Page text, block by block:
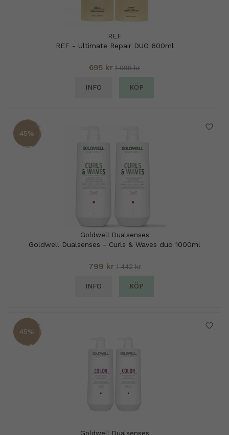
REF
REF - Ultimate Repair DUO 600ml
695 kr 1 098 kr
INFO KÖP
45%
Goldwell Dualsenses
Goldwell Dualsenses - Curls & Waves duo 1000ml
799 kr 1 442 kr
INFO KÖP
45%
Goldwell Dualsenses